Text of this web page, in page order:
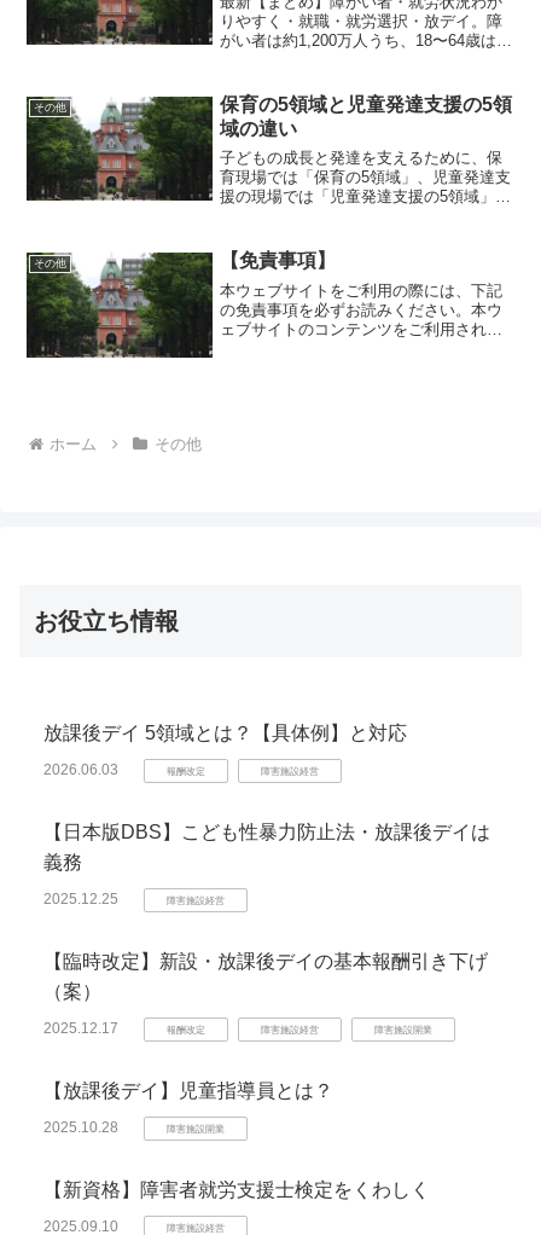
りやすく・就職・就労選択・放デイ。障
がい者は約1,200万人うち、18〜64歳は約
就労施設（就労継続A型B型移行)約3割。
その他
保育の5領域と児童発達支援の5領
域の違い
子どもの成長と発達を支えるために、保
育現場では「保育の5領域」、児童発達支
援の現場では「児童発達支援の5領域」。
とも「子どもの最善の利益」のため。保
育士・支援員・障害児
その他 【免責事項】
本ウェブサイトをご利用の際には、下記
の免責事項を必ずお読みください。本ウ
ェブサイトのコンテンツをご利用された
ホーム その他
お役立ち情報
放課後デイ 5領域とは？【具体例】と対応
2026.06.03 報酬改定 障害施設経営
【日本版DBS】こども性暴力防止法・放課後デイは
義務
2025.12.25 障害施設経営
【臨時改定】新設・放課後デイの基本報酬引き下げ
（案）
2025.12.17 報酬改定 障害施設経営 障害施設開業
【放課後デイ】児童指導員とは？
2025.10.28 障害施設開業
【新資格】障害者就労支援士検定をくわしく
2025.09.10 障害施設経営